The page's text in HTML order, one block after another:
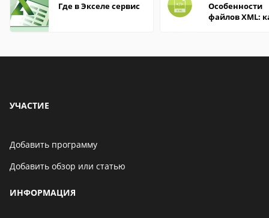
Где в Экселе сервис
Особенности
файлов XML:
УЧАСТИЕ
Добавить программу
Добавить обзор или статью
ИНФОРМАЦИЯ